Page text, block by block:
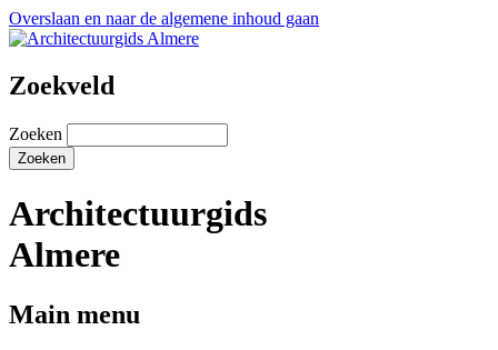
Overslaan en naar de algemene inhoud gaan
Zoekveld
Zoeken
Architectuurgids
Almere
Main menu